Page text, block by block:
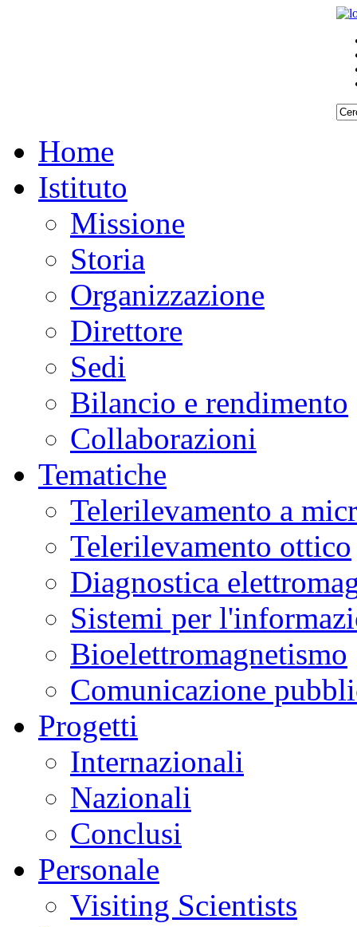
Home
Istituto
Missione
Storia
Organizzazione
Direttore
Sedi
Bilancio e rendimento
Collaborazioni
Tematiche
Telerilevamento a
Telerilevamento ottico
Diagnostica
Sistemi per
Bioelettromagnetismo
Comunicazione
Progetti
Internazionali
Nazionali
Conclusi
Personale
Visiting Scientists